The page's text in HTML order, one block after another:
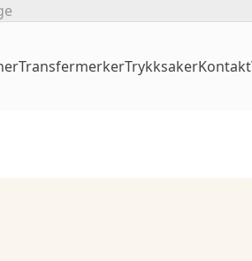
TransfermerkerTrykksakerKontakt